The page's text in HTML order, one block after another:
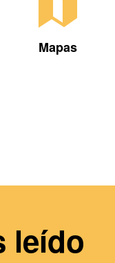
Mapas
leído